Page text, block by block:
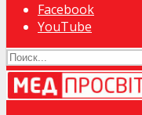
Facebook
YouTube